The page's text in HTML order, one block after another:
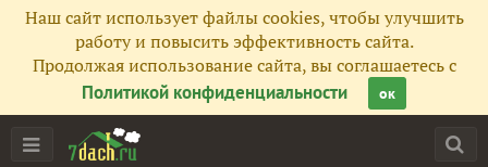
Наш сайт использует файлы cookies, чтобы улучшить
работу и повысить эффективность сайта.
Продолжая использование сайта, вы соглашаетесь с
Политикой конфиденциальности
ок